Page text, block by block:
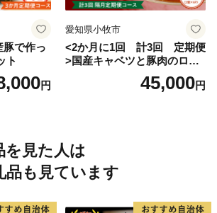
豚で作っ
ト
円
愛知県小牧市
<2か月に1回 計3回 定期便
>国産キャベツと豚肉のロー
ルキャベツ（6P入り）
45,000円
を見た人は
品も見ています